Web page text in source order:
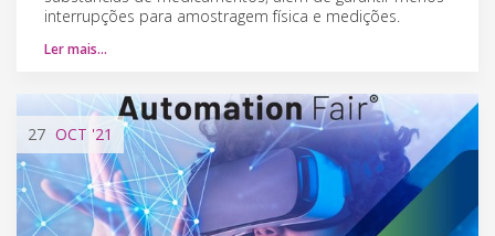
interrupções para amostragem física e medições.
Ler mais…
27 OCT '21